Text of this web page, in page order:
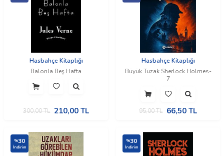
Hasbahçe Kitaplığı
Balonla Beş Hafta
300,00TL 210,00 TL
Hasbahçe Kitaplığı
Büyük Tuzak Sherlock Holmes-
7
95,00TL 66,50 TL
%30
İndirim
%30
İndirim